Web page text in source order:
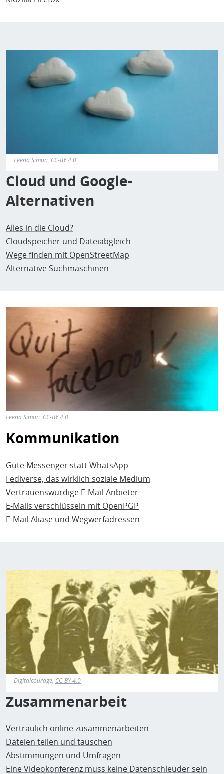
Leena Simon, CC-BY 4.0
Cloud und Google-
Alternativen
Alles in die Cloud?
Cloudspeicher und Dateiabgleich
Wege finden mit OpenStreetMap
Alternative Suchmaschinen
Leena Simon, CC-BY 4.0
Kommunikation
Gute Messenger statt WhatsApp
Fediverse, das wirklich soziale Medium
Vertrauenswürdige E-Mail-Anbieter
E-Mails verschlüsseln mit OpenPGP
E-Mail-Aliase und Wegwerfadressen
Digitalcourage, CC-BY 4.0
Zusammenarbeit
Vertraulich online zusammenarbeiten
Dateien teilen und tauschen
Abstimmungen und Umfragen
Eine Videokonferenz muss keine Datenschleuder sein